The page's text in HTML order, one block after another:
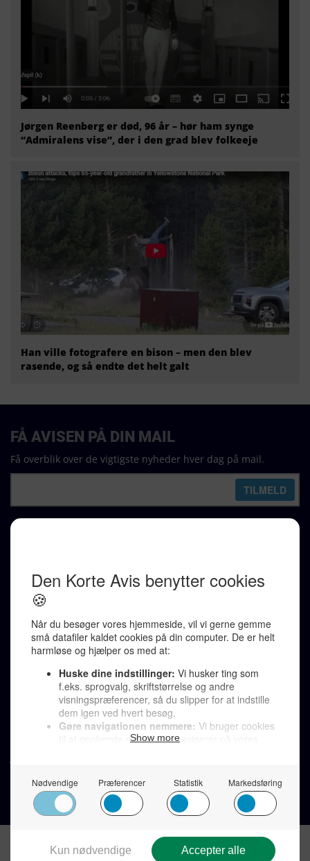
Jørgen Reenberg er død, 96 år – hør ham synge
“Admiralens vise”, der i den grad blev folkeeje
Han ville fotografere en bison – men den blev
rasende, og så endte det helt galt
Karen Jespersen
Redaktionen kontaktes via mail til
redaktion@denkorteavis.dk
Telefonsvarer 20 30 10 96
Von Ostensgade 22, 2791 Dragør
LINKS
Tidligere aviser >
Støt Den Korte Avis >
Send et læserbrev >
Privatlivspolitik >
FÅ AVISEN PÅ DIN MAIL
Få overblik over de vigtigste nyheder hver dag på mail.